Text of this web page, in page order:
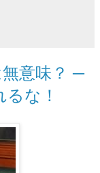
意味？ ─
な！